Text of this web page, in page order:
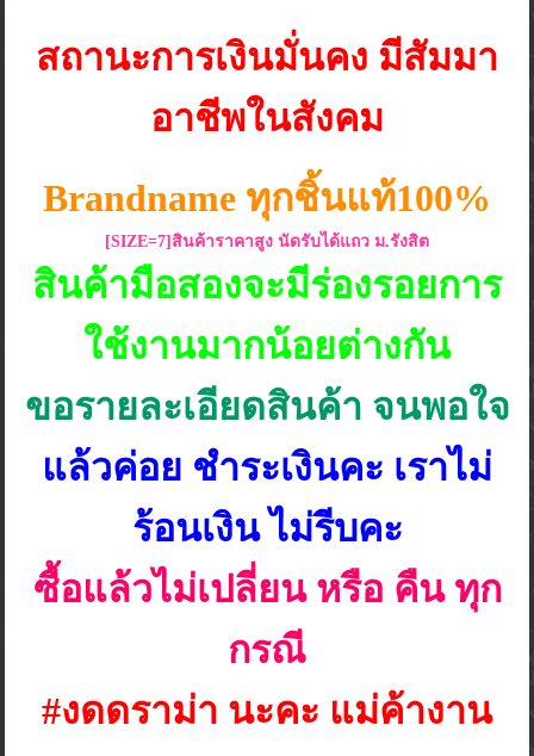
สถานะการเงินมั่นคง มีสัมมา
อาชีพในสังคม
Brandname ทุกชิ้นแท้100%
[SIZE=7]สินค้าราคาสูง นัดรับได้แถว ม.รังสิต
สินค้ามือสองจะมีร่องรอยการ
ใช้งานมากน้อยต่างกัน
ขอรายละเอียดสินค้า จนพอใจ
แล้วค่อย ชำระเงินคะ เราไม่
ร้อนเงิน ไม่รีบคะ
ซื้อแล้วไม่เปลี่ยน หรือ คืน ทุก
กรณี
#งดดราม่า นะคะ แม่ค้างาน